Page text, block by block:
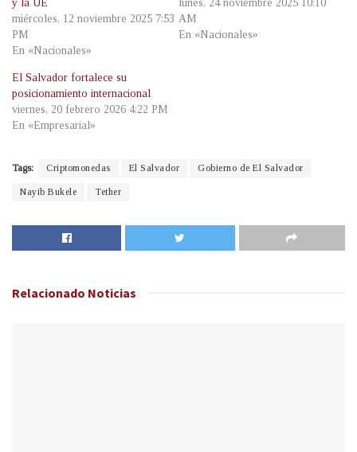
y la UE
miércoles, 12 noviembre 2025 7:53
PM
En «Nacionales»
lunes, 24 noviembre 2025 10:10
AM
En «Nacionales»
El Salvador fortalece su
posicionamiento internacional
viernes, 20 febrero 2026 4:22 PM
En «Empresarial»
Tags: Criptomonedas El Salvador Gobierno de El Salvador
Nayib Bukele Tether
Relacionado Noticias